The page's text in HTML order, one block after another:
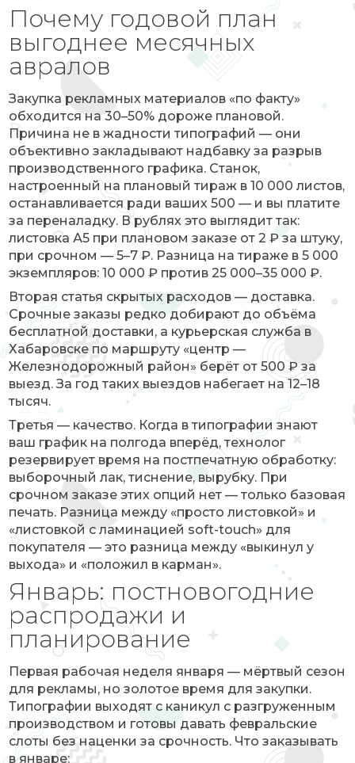
Почему годовой план
выгоднее месячных
авралов
Закупка рекламных материалов «по факту»
обходится на 30–50% дороже плановой.
Причина не в жадности типографий — они
объективно закладывают надбавку за разрыв
производственного графика. Станок,
настроенный на плановый тираж в 10 000 листов,
останавливается ради ваших 500 — и вы платите
за переналадку. В рублях это выглядит так:
листовка А5 при плановом заказе от 2 ₽ за штуку,
при срочном — 5–7 ₽. Разница на тираже в 5 000
экземпляров: 10 000 ₽ против 25 000–35 000 ₽.
Вторая статья скрытых расходов — доставка.
Срочные заказы редко добирают до объёма
бесплатной доставки, а курьерская служба в
Хабаровске по маршруту «центр —
Железнодорожный район» берёт от 500 ₽ за
выезд. За год таких выездов набегает на 12–18
тысяч.
Третья — качество. Когда в типографии знают
ваш график на полгода вперёд, технолог
резервирует время на постпечатную обработку:
выборочный лак, тиснение, вырубку. При
срочном заказе этих опций нет — только базовая
печать. Разница между «просто листовкой» и
«листовкой с ламинацией soft-touch» для
покупателя — это разница между «выкинул у
выхода» и «положил в карман».
Январь: постновогодние
распродажи и
планирование
Первая рабочая неделя января — мёртвый сезон
для рекламы, но золотое время для закупки.
Типографии выходят с каникул с разгруженным
производством и готовы давать февральские
слоты без наценки за срочность. Что заказывать
в январе: